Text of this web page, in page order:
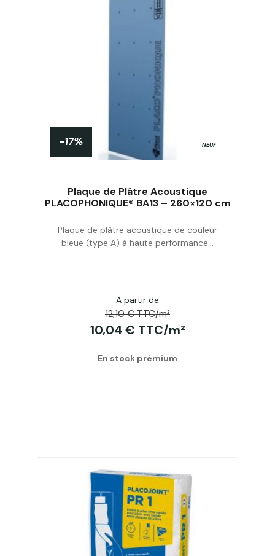
Acheter
-17% NEUF
Plaque de Plâtre Acoustique
PLACOPHONIQUE® BA13 – 260×120 cm
Plaque de plâtre acoustique de couleur
bleue (type A) à haute performance...
A partir de
12,10 € TTC/m²
10,04 € TTC/m²
En stock prémium